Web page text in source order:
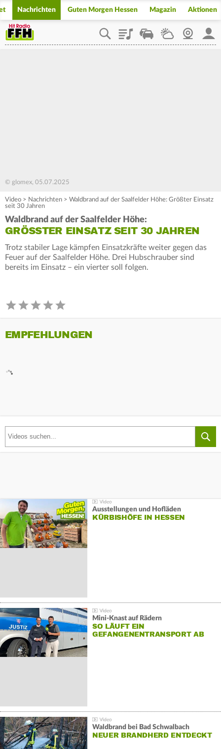
Nachrichten Guten Morgen Hessen Magazin Aktionen
PlaylistStaupilotWetterWebcam
© glomex, 05.07.2025
Video > Nachrichten > Waldbrand auf der Saalfelder Höhe: Größter Einsatz
seit 30 Jahren
Waldbrand auf der Saalfelder Höhe:
GRÖSSTER EINSATZ SEIT 30 JAHREN
Trotz stabiler Lage kämpfen Einsatzkräfte weiter gegen das
Feuer auf der Saalfelder Höhe. Drei Hubschrauber sind
bereits im Einsatz – ein vierter soll folgen.
EMPFEHLUNGEN
Ausstellungen und Hofläden
KÜRBISHÖFE IN HESSEN
Mini-Knast auf Rädern
SO LÄUFT EIN
GEFANGENENTRANSPORT AB
Waldbrand bei Bad Schwalbach
NEUER BRANDHERD ENTDECKT